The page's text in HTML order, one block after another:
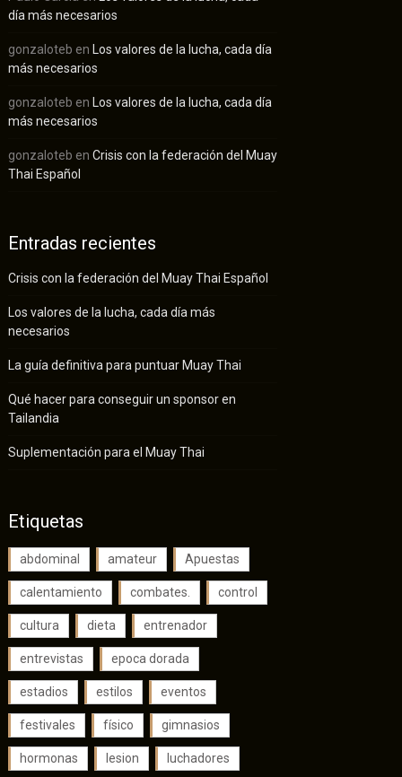
día más necesarios
gonzaloteb en Los valores de la lucha, cada día
más necesarios
gonzaloteb en Los valores de la lucha, cada día
más necesarios
gonzaloteb en Crisis con la federación del Muay
Thai Español
Entradas recientes
Crisis con la federación del Muay Thai Español
Los valores de la lucha, cada día más
necesarios
La guía definitiva para puntuar Muay Thai
Qué hacer para conseguir un sponsor en
Tailandia
Suplementación para el Muay Thai
Etiquetas
abdominal amateur Apuestas
calentamiento combates. control
cultura dieta entrenador
entrevistas epoca dorada
estadios estilos eventos
festivales físico gimnasios
hormonas lesion luchadores